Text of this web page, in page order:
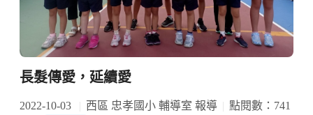
長髮傳愛，延續愛
2022-10-03 西區 忠孝國小 輔導室 報導
點閱數：741